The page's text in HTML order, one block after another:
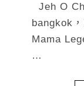
Jeh O
bangkok
Mama
…